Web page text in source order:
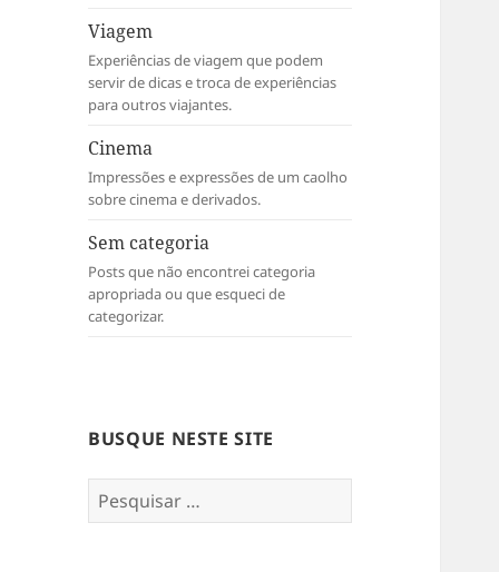
Viagem
Experiências de viagem que podem
servir de dicas e troca de experiências
para outros viajantes.
Cinema
Impressões e expressões de um caolho
sobre cinema e derivados.
Sem categoria
Posts que não encontrei categoria
apropriada ou que esqueci de
categorizar.
BUSQUE NESTE SITE
Pesquisar
por: